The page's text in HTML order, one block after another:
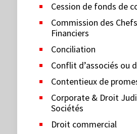
Cession de fonds de
Commission des
Financiers
Conciliation
Conflit d’associés ou
Contentieux de
Corporate & Droit
Sociétés
Droit commercial